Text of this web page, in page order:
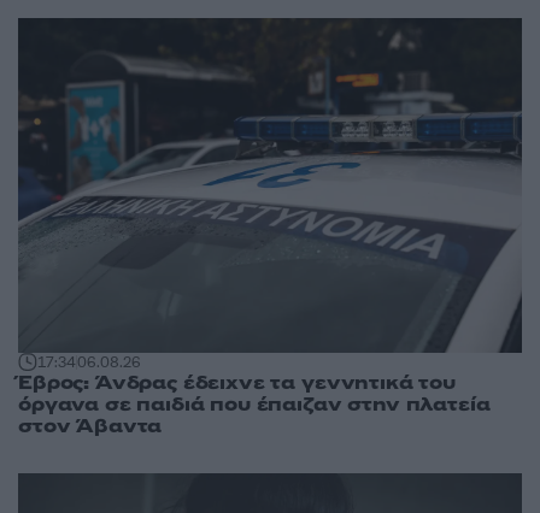
17:3406.08.26
Έβρος: Άνδρας έδειχνε τα γεννητικά του
όργανα σε παιδιά που έπαιζαν στην πλατεία
στον Άβαντα